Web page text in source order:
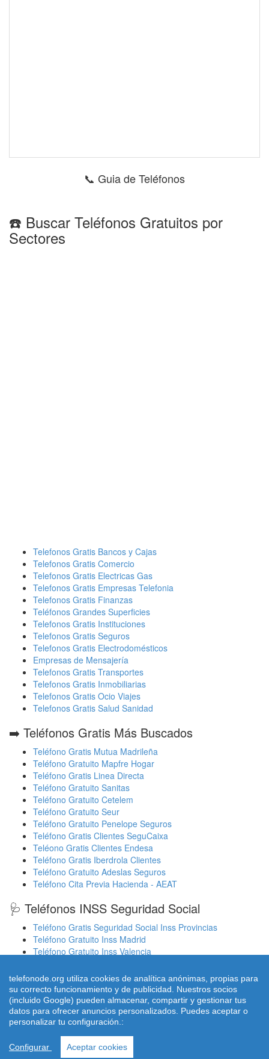
📞 Guia de Teléfonos
☎️ Buscar Teléfonos Gratuitos por
Sectores
Telefonos Gratis Bancos y Cajas
Telefonos Gratis Comercio
Telefonos Gratis Electricas Gas
Telefonos Gratis Empresas Telefonia
Telefonos Gratis Finanzas
Teléfonos Grandes Superficies
Telefonos Gratis Instituciones
Telefonos Gratis Seguros
Telefonos Gratis Electrodomésticos
Empresas de Mensajería
Telefonos Gratis Transportes
Telefonos Gratis Inmobiliarias
Telefonos Gratis Ocio Viajes
Telefonos Gratis Salud Sanidad
➡️ Teléfonos Gratis Más Buscados
Teléfono Gratis Mutua Madrileña
Teléfono Gratuito Mapfre Hogar
Teléfono Gratis Linea Directa
Teléfono Gratuito Sanitas
Teléfono Gratuito Cetelem
Teléfono Gratuito Seur
Teléfono Gratuito Penelope Seguros
Teléfono Gratis Clientes SeguCaixa
Teléono Gratis Clientes Endesa
Teléfono Gratis Iberdrola Clientes
Teléfono Gratuito Adeslas Seguros
Teléfono Cita Previa Hacienda - AEAT
🩺 Teléfonos INSS Seguridad Social
Teléfono Gratis Seguridad Social Inss Provincias
Teléfono Gratuito Inss Madrid
Teléfono Gratuito Inss Valencia
Cita Previa Médicos Euskadi Osakidetza Osanet
Cita Previa Sas Intersas Andalucia
© 2026 telefonode.org |
Privacidad
Política de Cookies
telefonode.org utiliza cookies de analítica anónimas, propias para
su correcto funcionamiento y de publicidad. Nuestros socios
(incluido Google) pueden almacenar, compartir y gestionar tus
datos para ofrecer anuncios personalizados. Puedes aceptar o
personalizar tu configuración.:
Configurar Aceptar cookies